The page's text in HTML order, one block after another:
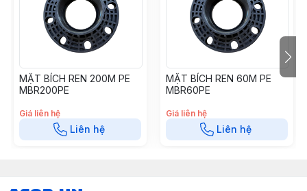
MẶT BÍCH REN 200M PE
MBR200PE
Giá liên hệ
Liên hệ
MẶT BÍCH REN 60M PE
MBR60PE
Giá liên hệ
Liên hệ